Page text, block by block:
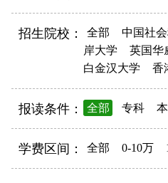
招生院校： 全部 中国社
岸大学
英国华
白金汉大学
香
报读条件： 全部 专科
学费区间： 全部 0-10万